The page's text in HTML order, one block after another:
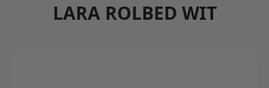
LARA ROLBED WIT